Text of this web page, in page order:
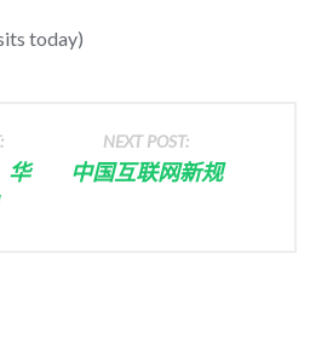
today)
华
NEXT POST:
中国互联网新规